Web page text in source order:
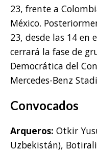
23, frente a
México.
23, desde las 14 en
cerrará la fase de
Democrática del
Mercedes-Benz
Convocados
Arqueros: Otkir
Uzbekistán),